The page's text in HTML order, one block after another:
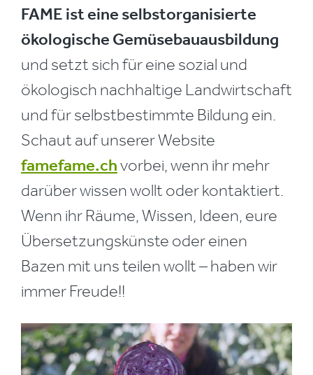
FAME ist eine selbstorganisierte
ökologische Gemüsebauausbildung
und setzt sich für eine sozial und
ökologisch nachhaltige Landwirtschaft
und für selbstbestimmte Bildung ein.
Schaut auf unserer Website
famefame.chvorbei, wenn ihr mehr
darüber wissen wollt oder kontaktiert.
Wenn ihr Räume, Wissen, Ideen, eure
Übersetzungskünste oder einen
Bazen mit uns teilen wollt – haben wir
immer Freude!!